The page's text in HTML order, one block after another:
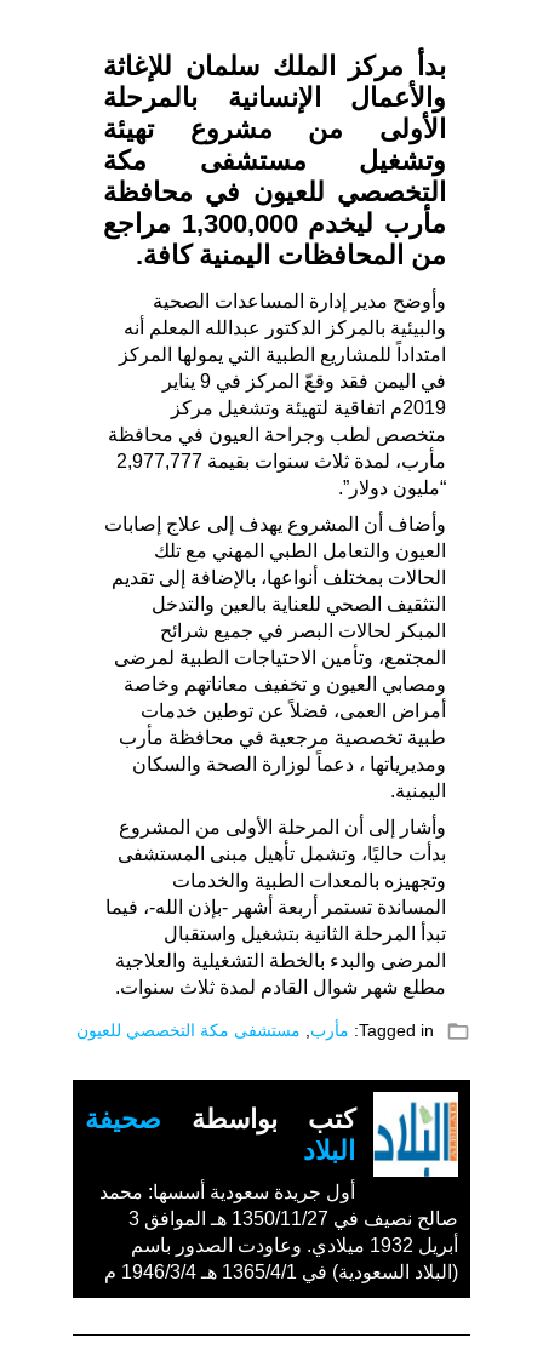
بدأ مركز الملك سلمان للإغاثة
والأعمال الإنسانية بالمرحلة
الأولى من مشروع تهيئة
وتشغيل مستشفى مكة
التخصصي للعيون في محافظة
مأرب ليخدم 1,300,000 مراجع
من المحافظات اليمنية كافة.
وأوضح مدير إدارة المساعدات الصحية
والبيئية بالمركز الدكتور عبدالله المعلم أنه
امتداداً للمشاريع الطبية التي يمولها المركز
في اليمن فقد وقعّ المركز في 9 يناير
2019م اتفاقية لتهيئة وتشغيل مركز
متخصص لطب وجراحة العيون في محافظة
مأرب، لمدة ثلاث سنوات بقيمة 2,977,777
“مليون دولار”.
وأضاف أن المشروع يهدف إلى علاج إصابات
العيون والتعامل الطبي المهني مع تلك
الحالات بمختلف أنواعها، بالإضافة إلى تقديم
التثقيف الصحي للعناية بالعين والتدخل
المبكر لحالات البصر في جميع شرائح
المجتمع، وتأمين الاحتياجات الطبية لمرضى
ومصابي العيون و تخفيف معاناتهم وخاصة
أمراض العمى، فضلاً عن توطين خدمات
طبية تخصصية مرجعية في محافظة مأرب
ومديرياتها ، دعماً لوزارة الصحة والسكان
اليمنية.
وأشار إلى أن المرحلة الأولى من المشروع
بدأت حاليًا، وتشمل تأهيل مبنى المستشفى
وتجهيزه بالمعدات الطبية والخدمات
المساندة تستمر أربعة أشهر -بإذن الله-، فيما
تبدأ المرحلة الثانية بتشغيل واستقبال
المرضى والبدء بالخطة التشغيلية والعلاجية
مطلع شهر شوال القادم لمدة ثلاث سنوات.
folder_open
Tagged in: مأرب مستشفى مكة التخصصي للعيون
كتب بواسطة صحيفة
البلاد
أول جريدة سعودية أسسها: محمد
صالح نصيف في 1350/11/27 هـ الموافق 3
أبريل 1932 ميلادي. وعاودت الصدور باسم
(البلاد السعودية) في 1365/4/1 هـ 1946/3/4 م